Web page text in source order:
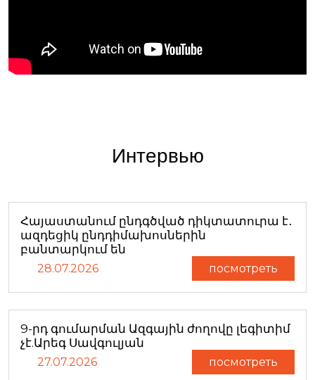
Интервью
Հայաստանում ընդգծված դիկտատուրա է․
ազդեցիկ ընդդիմախոսներին
բանտարկում են
28.07.2026 посмотреть
9-րդ գումարման Ազգային ժողովը լեգիտիմ
չէ.Արեգ Սավգուլյան
27.07.2026 посмотреть